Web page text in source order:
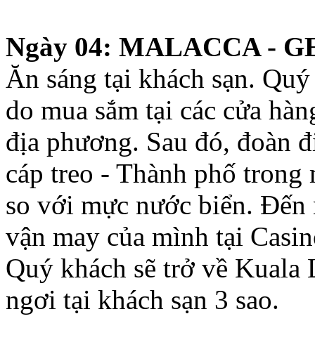
Ngày 04: MALACCA -
Ăn sáng tại khách sạn.
do mua sắm tại các cửa
địa phương. Sau đó, đoàn
cáp treo - Thành phố
so với mực nước biển.
vận may của mình tại
Quý khách sẽ trở về
ngơi tại khách sạn 3 sao.